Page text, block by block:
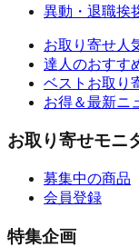
異動・退職挨
お取り寄せ人
達人のおすす
ベストお取り
お得＆最新ニ
お取り寄せモニ
募集中の商品
会員登録
特集企画